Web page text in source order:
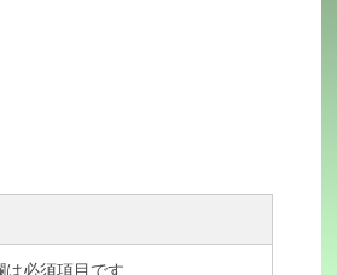
必須項目です